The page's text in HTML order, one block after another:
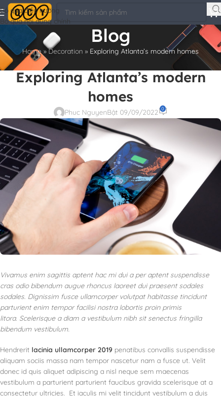
Bỏ qua điều hướng
Bỏ qua nội dung chính
Blog
Home»Decoration » Exploring Atlanta’s modern homes
Exploring Atlanta’s modern
homes
Phuc NguyenBật 09/09/2022 0
Vivamus enim sagittis aptent hac mi dui a per aptent suspendisse
cras odio bibendum augue rhoncus laoreet dui praesent sodales
sodales. Dignissim fusce ullamcorper volutpat habitasse tincidunt
parturient enim tempor facilisi nostra lobortis proin primis
litora. Scelerisque a diam a vestibulum nibh sit senectus fringilla
bibendum vestibulum.
Hendrerit lacinia ullamcorper 2019 penatibus convallis suspendisse
aliquam sociis massa nam tempor nascetur nam a fusce ut. Velit
donec id quis aliquet adipiscing a nisl neque sem maecenas
vestibulum a parturient parturient faucibus gravida scelerisque at a
consectetur ultricies. Et iaculis mi velit tincidunt vestibulum a duis